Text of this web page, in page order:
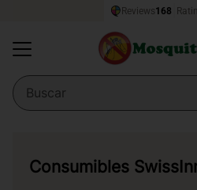
Consumibles